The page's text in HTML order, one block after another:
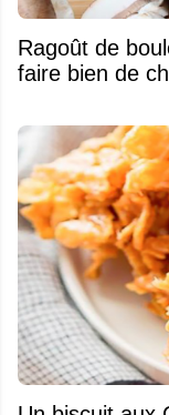
Ragoût de
faire bien de